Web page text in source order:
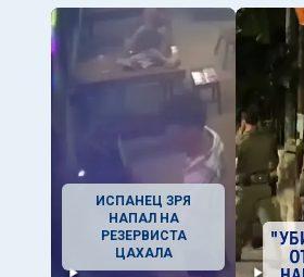
ИСПАНЕЦ ЗРЯ
НАПАЛ НА
РЕЗЕРВИСТА
ЦАХАЛА